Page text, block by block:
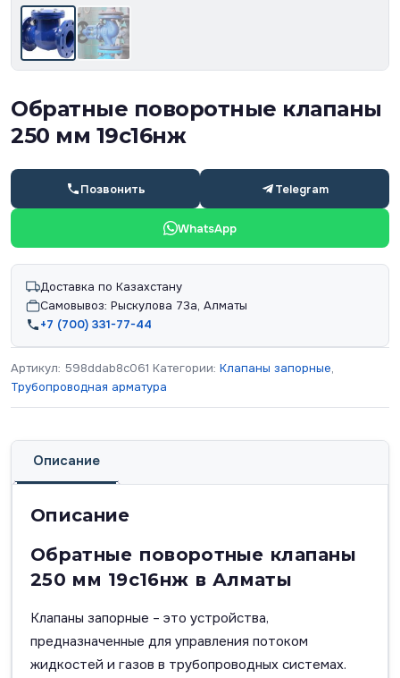
Обратные поворотные клапаны
250 мм 19с16нж
Позвонить Telegram
WhatsApp
Доставка по Казахстану
Самовывоз: Рыскулова 73а, Алматы
+7 (700) 331-77-44
Артикул: 598ddab8c061 Категории: Клапаны запорные,
Трубопроводная арматура
Описание
Описание
Обратные поворотные клапаны
250 мм 19с16нж в Алматы
Клапаны запорные – это устройства,
предназначенные для управления потоком
жидкостей и газов в трубопроводных системах.